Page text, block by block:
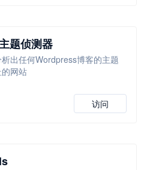
题侦测器
出任何Wordpress博客的主题
网站
访问